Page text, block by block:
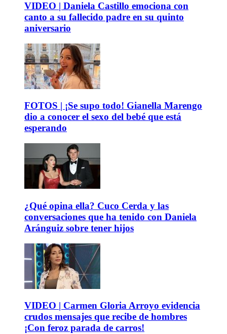
VIDEO | Daniela Castillo emociona con
canto a su fallecido padre en su quinto
aniversario
FOTOS | ¡Se supo todo! Gianella Marengo
dio a conocer el sexo del bebé que está
esperando
¿Qué opina ella? Cuco Cerda y las
conversaciones que ha tenido con Daniela
Aránguiz sobre tener hijos
VIDEO | Carmen Gloria Arroyo evidencia
crudos mensajes que recibe de hombres
¡Con feroz parada de carros!